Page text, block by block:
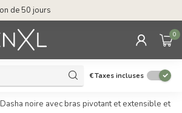
de 50 jours
0
€Taxes incluses
noire avec bras pivotant et extensible et